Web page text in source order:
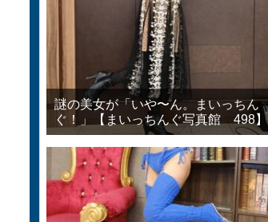
謎の美女が「いや〜ん。まいっちん
ぐ！」【まいっちんぐ写真館 498】